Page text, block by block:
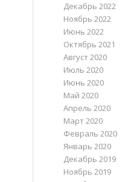
Декабрь 2022
Ноябрь 2022
Июнь 2022
Октябрь 2021
Август 2020
Июль 2020
Июнь 2020
Май 2020
Апрель 2020
Март 2020
Февраль 2020
Январь 2020
Декабрь 2019
Ноябрь 2019